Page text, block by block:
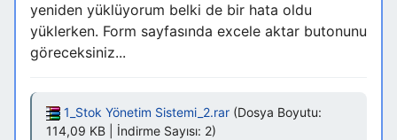
yeniden yüklüyorum belki de bir hata oldu
yüklerken. Form sayfasında excele aktar butonunu
göreceksiniz...
1_Stok Yönetim Sistemi_2.rar(Dosya Boyutu:
114,09 KB | İndirme Sayısı: 2)